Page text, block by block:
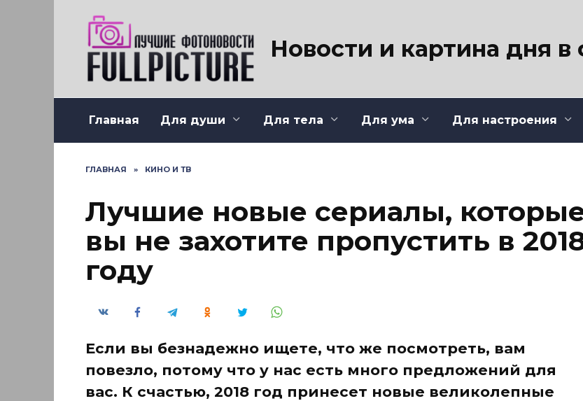
Новости и картина дня
Главная Для души Для тела Для ума Для настроения
ГЛАВНАЯ » КИНО И ТВ
Лучшие новые сериалы,
вы не захотите пропустить в
году
Если вы безнадежно ищете, что же посмотреть, вам
повезло, потому что у нас есть много предложений для
вас. К счастью, 2018 год принесет новые великолепные